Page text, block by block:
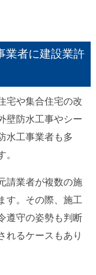
業者に建設業許
宅や集合住宅の改
壁防水工事やシー
水工事業者も多
。
請業者が複数の施
す。その際、施工
遵守の姿勢も判断
れるケースもあり